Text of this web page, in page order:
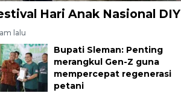
Hari Anak Nasional DIY
lalu
Bupati Sleman: Penting
merangkul Gen-Z guna
mempercepat regenerasi
petani